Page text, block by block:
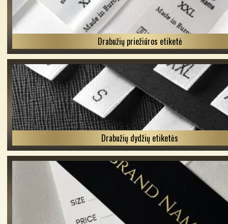
Drabužių priežiūros etiketė
Drabužių dydžių etiketės